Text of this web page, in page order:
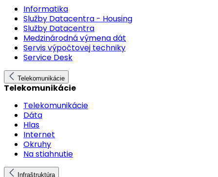
Informatika
Služby Datacentra - Housing
Služby Datacentra
Medzinárodná výmena dát
Servis výpočtovej techniky
Service Desk
Telekomunikácie
Telekomunikácie
Telekomunikácie
Dáta
Hlas
Internet
Okruhy
Na stiahnutie
Infraštruktúra